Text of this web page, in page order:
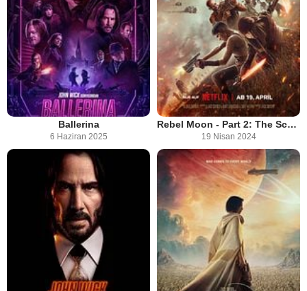
Ballerina
6 Haziran 2025
Rebel Moon - Part 2: The Scargiver
19 Nisan 2024